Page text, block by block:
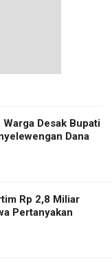
Desak Bupati
Dana
Rp 2,8 Miliar
Pertanyakan